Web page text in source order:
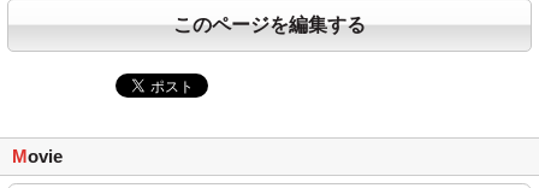
このページを編集する
Movie